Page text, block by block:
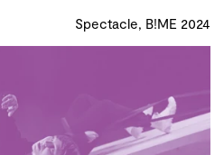
Spectacle, B!ME 2024